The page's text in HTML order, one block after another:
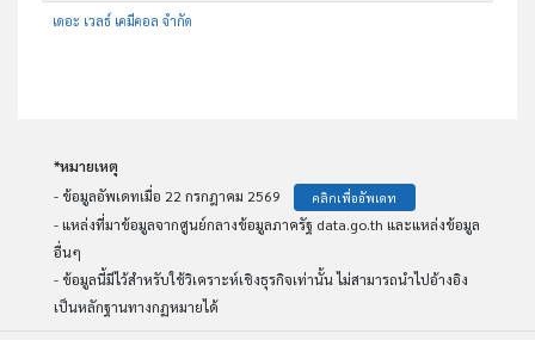
เดอะ เวลธ์ เคมีคอล จำกัด
*หมายเหตุ
- ข้อมูลอัพเดทเมื่อ 22 กรกฎาคม 2569
คลิกเพื่ออัพเดท
- แหล่งที่มาข้อมูลจากศูนย์กลางข้อมูลภาครัฐ data.go.th และแหล่งข้อมูล
อื่นๆ
- ข้อมูลนี้มีไว้สำหรับใช้วิเคราะห์เชิงธุรกิจเท่านั้น ไม่สามารถนำไปอ้างอิง
เป็นหลักฐานทางกฏหมายได้